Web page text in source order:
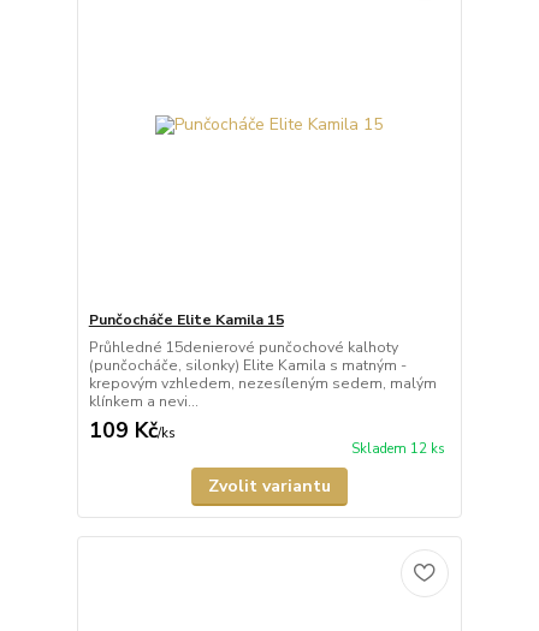
Punčocháče Elite Kamila 15
Průhledné 15denierové punčochové kalhoty
(punčocháče, silonky) Elite Kamila s matným -
krepovým vzhledem, nezesíleným sedem, malým
klínkem a nevi...
109 Kč/ks
Skladem 12 ks
Zvolit variantu